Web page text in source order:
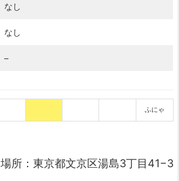
なし
なし
–
ふにゃ
場所：東京都文京区湯島3丁目41−3